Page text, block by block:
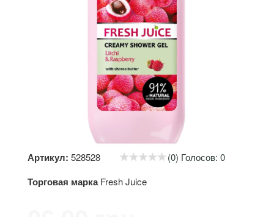
Артикул: 528528 (0) Голосов: 0
Торговая марка Fresh Juice